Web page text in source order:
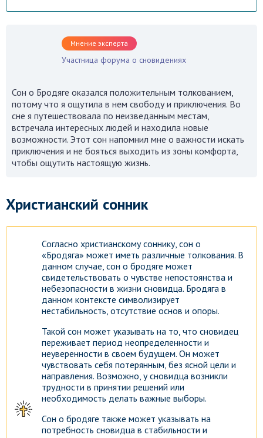
Гороскоп на каждый день!
Узнай что ждет тебя уже
Мнение эксперта
Участница форума о сновидениях
Сон о Бродяге оказался положительным толкованием,
потому что я ощутила в нем свободу и приключения. Во
сне я путешествовала по неизведанным местам,
встречала интересных людей и находила новые
возможности. Этот сон напомнил мне о важности искать
приключения и не бояться выходить из зоны комфорта,
чтобы ощутить настоящую жизнь.
Христианский сонник
Согласно христианскому соннику, сон о
«Бродяга» может иметь различные толкования. В
данном случае, сон о бродяге может
свидетельствовать о чувстве непостоянства и
небезопасности в жизни сновидца. Бродяга в
данном контексте символизирует
нестабильность, отсутствие основ и опоры.
Такой сон может указывать на то, что сновидец
переживает период неопределенности и
неуверенности в своем будущем. Он может
чувствовать себя потерянным, без ясной цели и
направления. Возможно, у сновидца возникли
трудности в принятии решений или
необходимость делать важные выборы.
Сон о бродяге также может указывать на
потребность сновидца в стабильности и